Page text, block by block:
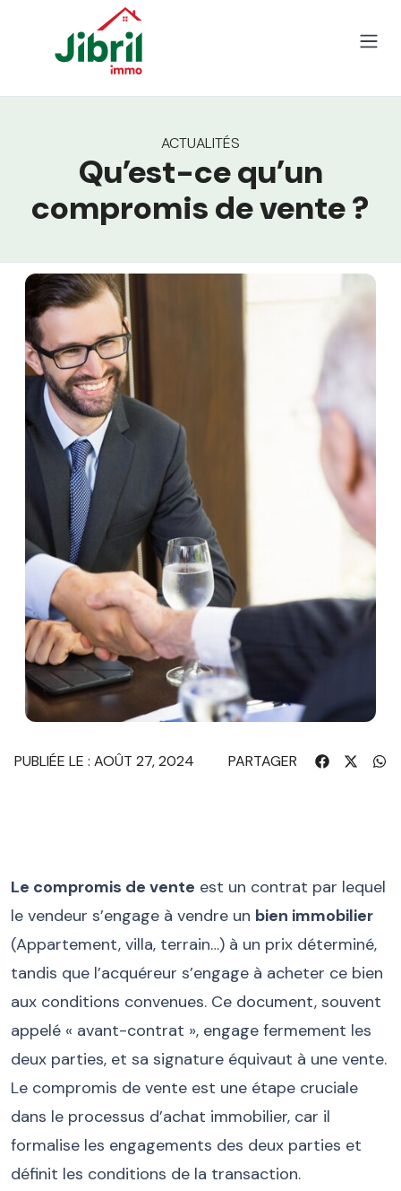
ACTUALITÉS
Qu’est-ce qu’un
compromis de vente ?
PUBLIÉE LE : AOÛT 27, 2024 PARTAGER
Le compromis de vente est un contrat par lequel
le vendeur s’engage à vendre un bien immobilier
(Appartement, villa, terrain…) à un prix déterminé,
tandis que l’acquéreur s’engage à acheter ce bien
aux conditions convenues. Ce document, souvent
appelé « avant-contrat », engage fermement les
deux parties, et sa signature équivaut à une vente.
Le compromis de vente est une étape cruciale
dans le processus d’achat immobilier, car il
formalise les engagements des deux parties et
définit les conditions de la transaction.